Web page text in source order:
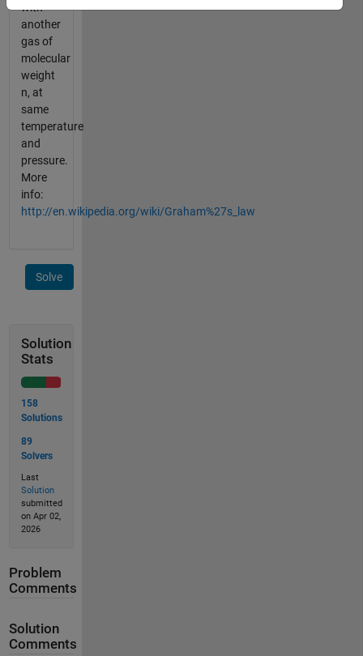
with
another
gas of
molecular
weight
n, at
same
temperature
and
pressure.
More
info:
http://en.wikipedia.org/wiki/Graham%27s_law
Solve
Solution
Stats
158
Solutions
89
Solvers
Last
Solution
submitted
on Apr 02,
2026
Problem
Comments
Solution
Comments